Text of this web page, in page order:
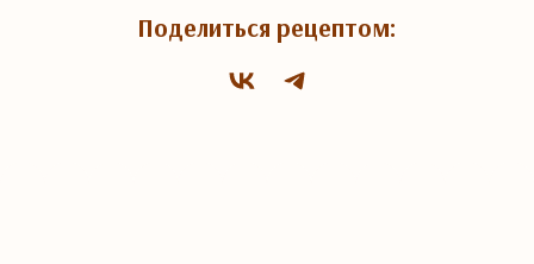
Поделиться рецептом: